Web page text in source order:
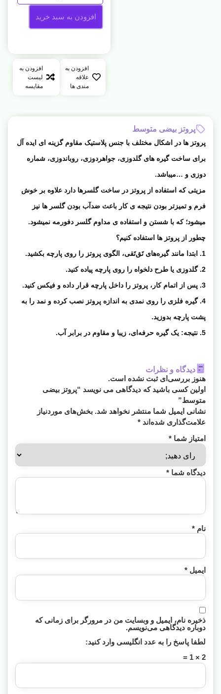
افزودن به
علاقه
مندی ها
افزودن به
لیست
مقایسه
افزودن به سبد خرید
پروتز بیضی متوسط
پروتز ها در اشکال مختلف با جنس پلاستیک مقاوم گزینه ای ایده آل
برای ساخت گیره های گلدوزی، جواهردوزی، روباندوزی، شماره
دوزی و …میباشد.
مزیتی که استفاده از پروتز در ساخت گلسرها دارد علاوه بر خوش
فرم و تمیزتر بودن نتیجه ی کار باعث ضدآب بودن گلسر ها نیز
میشود؛ که با شستن و استفاده ی مداوم گلسر دفورمه نمیشود.
چطور از پروتز ها استفاده کنیم؟
1. ابتدا مانند گیره‌های تَق‌تَقی، الگوی پروتز را روی پارچه بکشید.
2. گلدوزی یا طرح دلخواه را روی پارچه پیاده کنید.
3. پس از اتمام کار، پروتز را داخل پارچه قرار داده و فیکس کنید.
4. گیره فلزی را روی نمدی به اندازه پروتز نصب کرده و نمد را به
پشت پارچه بدوزید.
5. نتیجه: یک گیره حرفه‌ای، زیبا و مقاوم در برابر آب.
دیدگاه و نظرات
هنوز بررسی‌ای ثبت نشده است.
اولین کسی باشید که دیدگاهی می نویسد “پروتز بیضی
متوسط”
نشانی ایمیل شما منتشر نخواهد شد. بخش‌های موردنیاز
علامت‌گذاری شده‌اند *
امتیاز شما *
دیدگاه شما *
نام *
ایمیل *
ذخیره نام، ایمیل و وبسایت من در مرورگر برای زمانی که
دوباره دیدگاهی می‌نویسم.
لطفا پاسخ را به عدد انگلیسی وارد کنید:
2 × 1 =